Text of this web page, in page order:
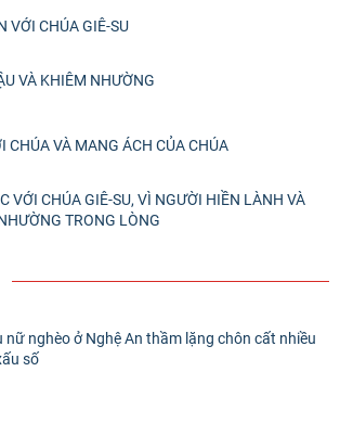
VỚI CHÚA GIÊ-SU
VÀ KHIÊM NHƯỜNG
CHÚA VÀ MANG ÁCH CỦA CHÚA
VỚI CHÚA GIÊ-SU, VÌ NGƯỜI HIỀN LÀNH VÀ
TRONG LÒNG
nữ nghèo ở Nghệ An thầm lặng chôn cất nhiều
số